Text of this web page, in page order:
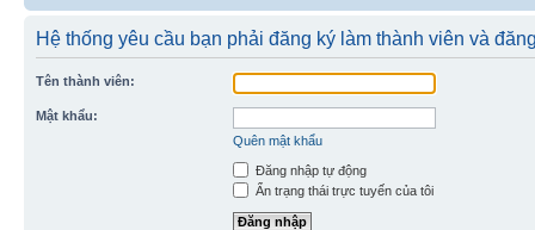
Hệ thống yêu cầu bạn phải đăng ký làm thành viên và
Tên thành viên:
Mật khẩu:
Quên mật khẩu
Đăng nhập tự động
Ẩn trạng thái trực tuyến của tôi